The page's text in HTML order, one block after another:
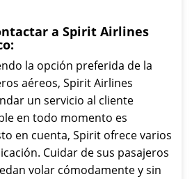
a Spirit Airlines
la opción preferida de la
aéreos, Spirit Airlines
un servicio al cliente
en todo momento es
en cuenta, Spirit ofrece varios
Cuidar de sus pasajeros
volar cómodamente y sin